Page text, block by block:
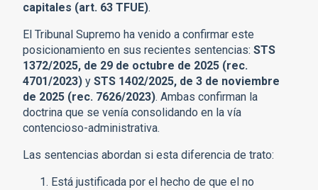
capitales (art. 63 TFUE).
El Tribunal Supremo ha venido a confirmar este
posicionamiento en sus recientes sentencias: STS
1372/2025, de 29 de octubre de 2025 (rec.
4701/2023) y STS 1402/2025, de 3 de noviembre
de 2025 (rec. 7626/2023). Ambas confirman la
doctrina que se venía consolidando en la vía
contencioso-administrativa.
Las sentencias abordan si esta diferencia de trato:
Está justificada por el hecho de que el no